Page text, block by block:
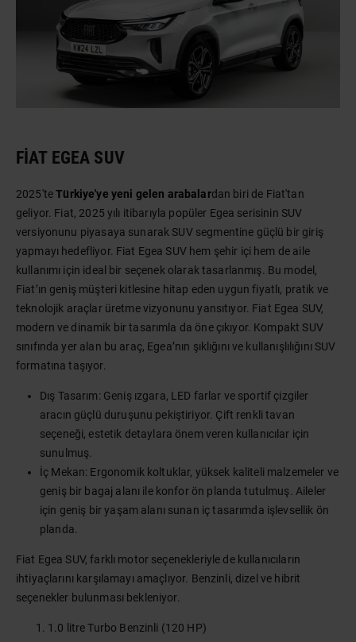
FIAT EGEA SUV
2025'teTürkiye'ye yeni gelen arabalardan biri de Fiat'tan
geliyor. Fiat, 2025 yılı itibarıyla popüler Egea serisinin SUV
versiyonunu piyasaya sunarak SUV segmentine güçlü bir giriş
yapmayı hedefliyor. Fiat Egea SUV hem şehir içi hem de aile
kullanımı için ideal bir seçenek olarak tasarlanmış. Bu model,
Fiat’ın geniş müşteri kitlesine hitap eden uygun fiyatlı, pratik ve
teknolojik araçlar üretme vizyonunu yansıtıyor. Fiat Egea SUV,
modern ve dinamik bir tasarımla da öne çıkıyor. Kompakt SUV
sınıfında yer alan bu araç, Egea’nın şıklığını ve kullanışlılığını SUV
formatına taşıyor.
Dış Tasarım: Geniş ızgara, LED farlar ve sportif çizgiler
aracın güçlü duruşunu pekiştiriyor. Çift renkli tavan
seçeneği, estetik detaylara önem veren kullanıcılar için
sunulmuş.
İç Mekan: Ergonomik koltuklar, yüksek kaliteli malzemeler ve
geniş bir bagaj alanı ile konfor ön planda tutulmuş. Aileler
için geniş bir yaşam alanı sunan iç tasarımda işlevsellik ön
planda.
Fiat Egea SUV, farklı motor seçenekleriyle de kullanıcıların
ihtiyaçlarını karşılamayı amaçlıyor. Benzinli, dizel ve hibrit
seçenekler bulunması bekleniyor.
1.0 litre Turbo Benzinli (120 HP)